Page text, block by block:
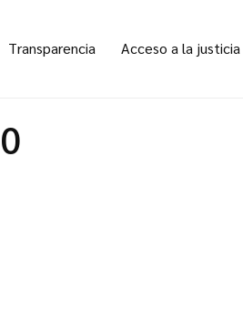
Transparencia Acceso a la justicia